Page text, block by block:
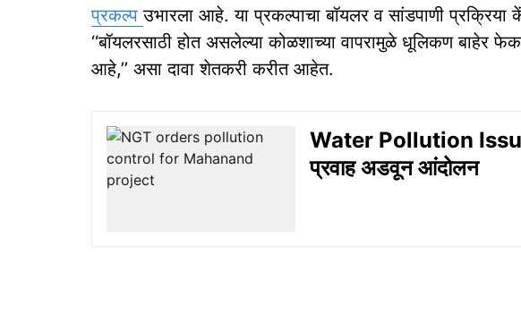
प्रकल्पउभारला आहे. या प्रकल्पाचा बॉयलर व सांडपाणी
‘‘बॉयलरसाठी होत असलेल्या कोळशाच्या वापरामुळे धूलिकण बाहेर
आहे,’’ असा दावा शेतकरी करीत आहेत.
Water Pollution
प्रवाह अडवून आंदोलन